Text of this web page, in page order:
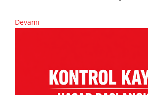
Devamı